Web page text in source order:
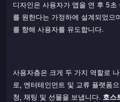
디자인은 사용자가 앱을 연 후 5초
를 원한다는 가정하에 설계되었으
를 향해 사용자를 유도합니다.
사용자층은 크게 두 가지 역할로
로, 엔터테인먼트 및 교류 플랫폼
청, 채팅 및 선물을 보냅니다. 호스